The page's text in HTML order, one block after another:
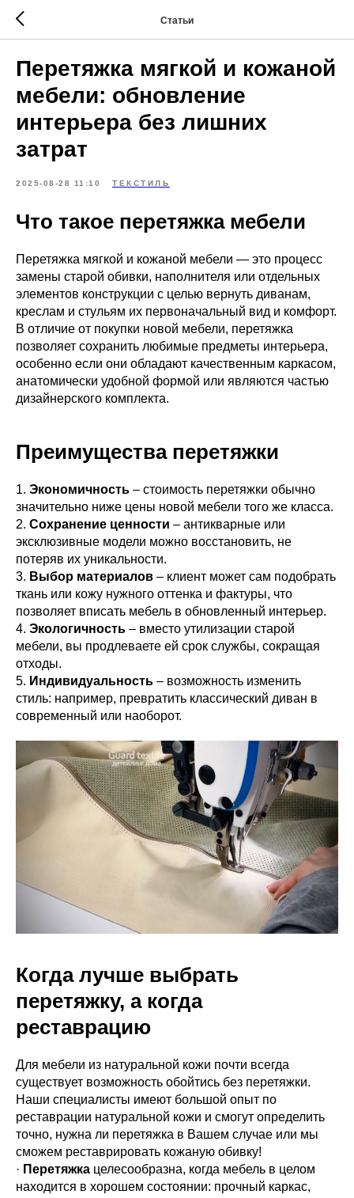
Статьи
Перетяжка мягкой и кожаной
мебели: обновление
интерьера без лишних
затрат
2025-08-28 11:10 ТЕКСТИЛЬ
Что такое перетяжка мебели
Перетяжка мягкой и кожаной мебели — это процесс
замены старой обивки, наполнителя или отдельных
элементов конструкции с целью вернуть диванам,
креслам и стульям их первоначальный вид и комфорт.
В отличие от покупки новой мебели, перетяжка
позволяет сохранить любимые предметы интерьера,
особенно если они обладают качественным каркасом,
анатомически удобной формой или являются частью
дизайнерского комплекта.
Преимущества перетяжки
1. Экономичность – стоимость перетяжки обычно
значительно ниже цены новой мебели того же класса.
2. Сохранение ценности – антикварные или
эксклюзивные модели можно восстановить, не
потеряв их уникальности.
3. Выбор материалов – клиент может сам подобрать
ткань или кожу нужного оттенка и фактуры, что
позволяет вписать мебель в обновленный интерьер.
4. Экологичность – вместо утилизации старой
мебели, вы продлеваете ей срок службы, сокращая
отходы.
5. Индивидуальность – возможность изменить
стиль: например, превратить классический диван в
современный или наоборот.
Когда лучше выбрать
перетяжку, а когда
реставрацию
Для мебели из натуральной кожи почти всегда
существует возможность обойтись без перетяжки.
Наши специалисты имеют большой опыт по
реставрации натуральной кожи и смогут определить
точно, нужна ли перетяжка в Вашем случае или мы
сможем реставрировать кожаную обивку!
· Перетяжка целесообразна, когда мебель в целом
находится в хорошем состоянии: прочный каркас,